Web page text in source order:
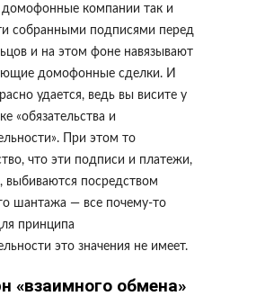
домофонные компании так и
собранными подписями перед
и на этом фоне навязывают
домофонные сделки. И
удается, ведь вы висите у
«обязательства и
При этом то
что эти подписи и платежи,
выбиваются посредством
шантажа — все почему-то
принципа
это значения не имеет.
«взаимного обмена»